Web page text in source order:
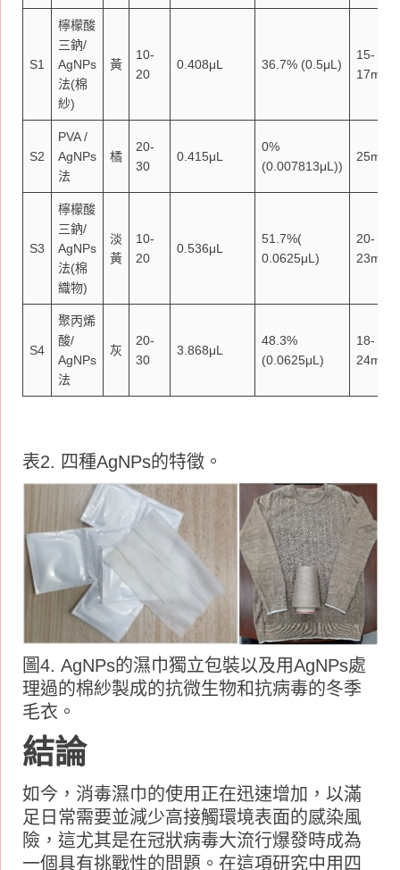
S1
檸檬酸
三鈉/
AgNPs
法(棉
紗)
黃
10-
20
0.408μL 36.7% (0.5μL)
15-
17mm
S2
PVA /
AgNPs
法
橘
20-
30
0.415μL
0%
(0.007813μL))
25mm
S3
檸檬酸
三鈉/
AgNPs
法(棉
織物)
淡
黃
10-
20
0.536μL
51.7%(
0.0625μL)
20-
23mm
S4
聚丙烯
酸/
AgNPs
法
灰
20-
30
3.868μL
48.3%
(0.0625μL)
18-
24mm
表2. 四種AgNPs的特徵。
圖4. AgNPs的濕巾獨立包裝以及用AgNPs處
理過的棉紗製成的抗微生物和抗病毒的冬季
毛衣。
結論
如今，消毒濕巾的使用正在迅速增加，以滿
足日常需要並減少高接觸環境表面的感染風
險，這尤其是在冠狀病毒大流行爆發時成為
一個具有挑戰性的問題。在這項研究中用四